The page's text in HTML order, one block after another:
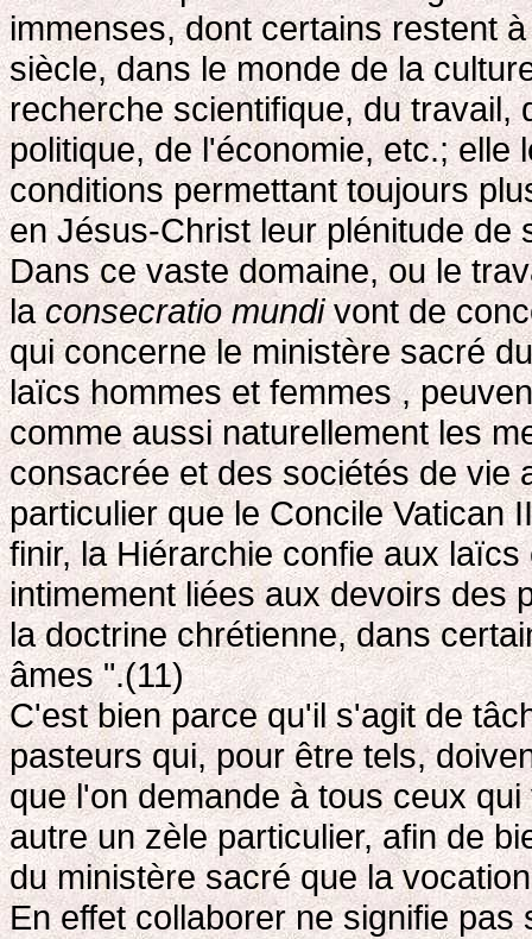
immenses, dont certains restent
siècle, dans le monde de la
recherche scientifique, du travail,
politique, de l'économie, etc.; elle
conditions permettant toujours
en Jésus-Christ leur plénitude de
Dans ce vaste domaine, ou le
laconsecratio mundivont de
qui concerne le ministère sacré
laïcs hommes et femmes ,
comme aussi naturellement les
consacrée et des sociétés de vie
particulier que le Concile Vatican
finir, la Hiérarchie confie aux
intimement liées aux devoirs des
la doctrine chrétienne, dans
âmes ".(11)
C'est bien parce qu'il s'agit de
pasteurs qui, pour être tels,
que l'on demande à tous ceux
autre un zèle particulier, afin de
du ministère sacré que la
En effet collaborer ne signifie pas